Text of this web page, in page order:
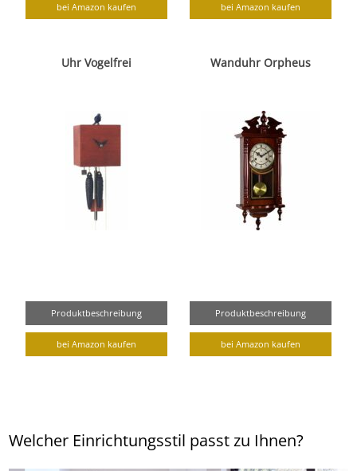
bei Amazon kaufen bei Amazon kaufen
Uhr Vogelfrei
Produktbeschreibung
bei Amazon kaufen
Wanduhr Orpheus
Produktbeschreibung
bei Amazon kaufen
Welcher Einrichtungsstil passt zu Ihnen?